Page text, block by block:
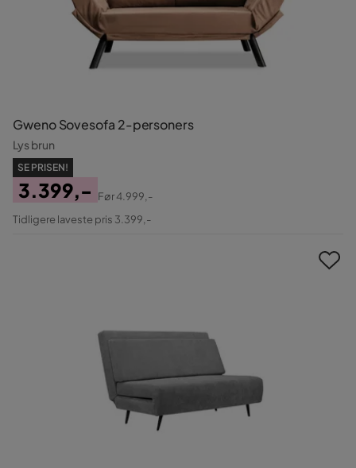
Gweno Sovesofa 2-personers
Lys brun
SE PRISEN!
Pris
3.399,-
Original
Før4.999,-
Tidligere laveste pris 3.399,-